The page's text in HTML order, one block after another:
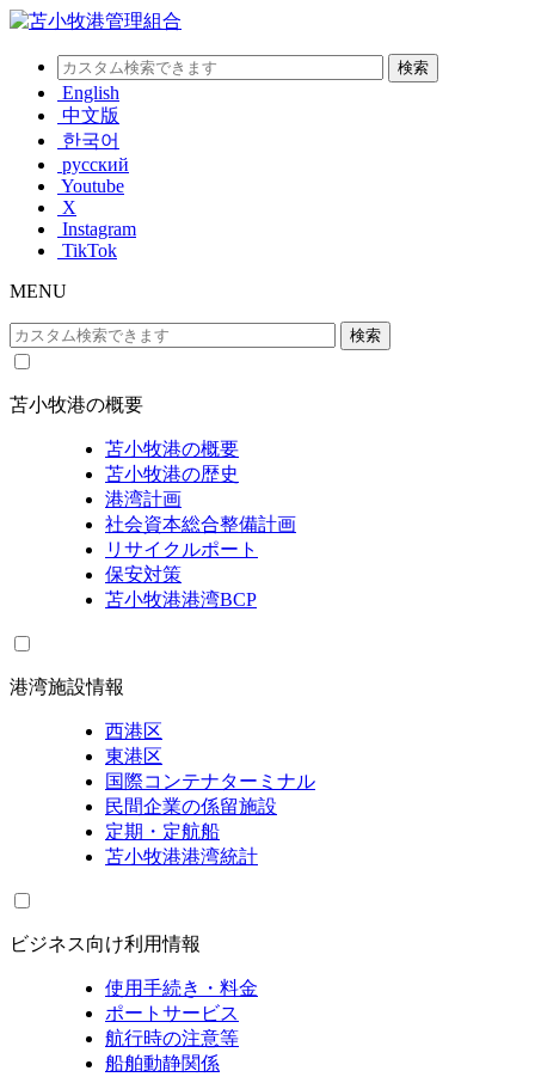
English
中文版
한국어
русский
Youtube
X
Instagram
TikTok
MENU
苫小牧港の概要
苫小牧港の概要
苫小牧港の歴史
港湾計画
社会資本総合整備計画
リサイクルポート
保安対策
苫小牧港港湾BCP
港湾施設情報
西港区
東港区
国際コンテナターミナル
民間企業の係留施設
定期・定航船
苫小牧港港湾統計
ビジネス向け利用情報
使用手続き・料金
ポートサービス
航行時の注意等
船舶動静関係